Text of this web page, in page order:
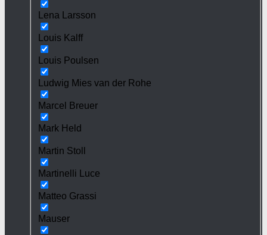
Lena Larsson
Louis Kalff
Louis Poulsen
Ludwig Mies van der Rohe
Marcel Breuer
Mark Held
Martin Stoll
Martinelli Luce
Matteo Grassi
Mauser